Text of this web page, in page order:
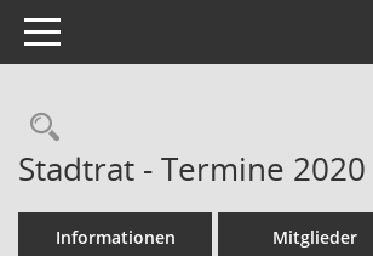
Toggle navigation
Rechercheauswahl
Stadtrat - Termine 2020
Informationen Mitglieder